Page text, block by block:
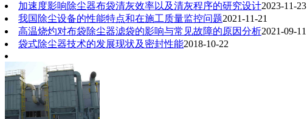
加速度影响除尘器布袋清灰效率以及清灰程序的研究设计2023-11-23
我国除尘设备的性能特点和在施工质量监控问题2021-11-21
高温烧灼对布袋除尘器滤袋的影响与常见故障的原因分析2021-09-11
袋式除尘器技术的发展现状及密封性能2018-10-22